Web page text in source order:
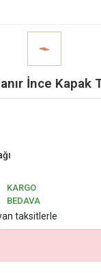
İnce Kapak
KARGO
BEDAVA
taksitlerle